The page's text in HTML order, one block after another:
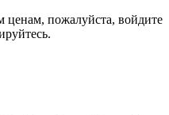
ценам, пожалуйста, войдите